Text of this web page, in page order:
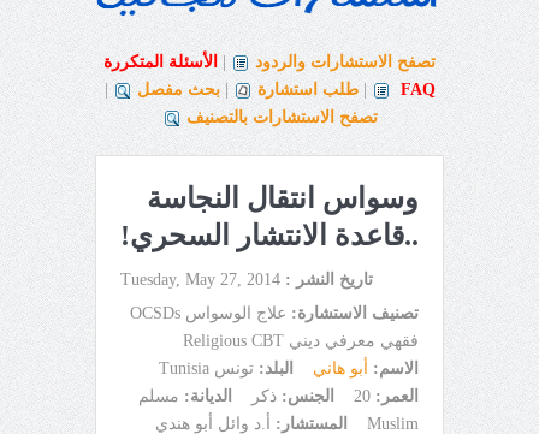
تصفح الاستشارات والردود
الأسئلة المتكررة
FAQ
طلب استشارة بحث مفصل
تصفح الاستشارات بالتصنيف
وسواس انتقال النجاسة
..قاعدة الانتشار السحري!
تاريخ النشر : Tuesday, May 27, 2014
تصنيف الاستشارة:
علاج الوسواس OCSDs
فقهي معرفي ديني Religious CBT
الاسم:
أبو هاني البلد: تونس Tunisia
العمر: 20 الجنس: ذكر الديانة: مسلم
Muslim
المستشار:
أ.د وائل أبو هندي